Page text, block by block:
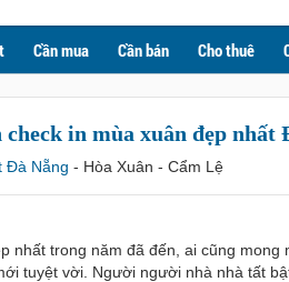
Cần mua Cần bán Cho thuê
check in mùa xuân đẹp nhất
Đà Nẵng - Hòa Xuân - Cẩm Lệ
nhất trong năm đã đến, ai cũng
tuyệt vời. Người người nhà nhà tất